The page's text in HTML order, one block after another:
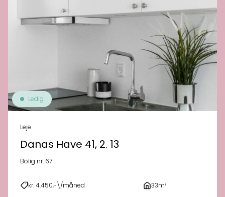
Ledig
Leje
Danas Have 41, 2. 13
Bolig nr. 67
kr. 4.450,-\/måned 33m²